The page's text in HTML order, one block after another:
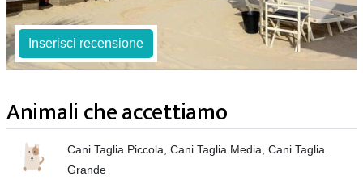
Inserisci recensione
Animali che accettiamo
Cani Taglia Piccola, Cani Taglia Media, Cani Taglia
Grande